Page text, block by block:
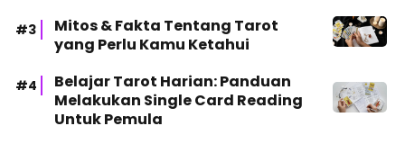
Mitos & Fakta Tentang Tarot
yang Perlu Kamu Ketahui
Belajar Tarot Harian: Panduan
Melakukan Single Card Reading
Untuk Pemula